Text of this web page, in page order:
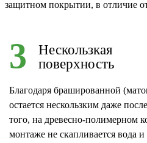
защитном покрытии, в отличие
3
Нескользкая
поверхность
Благодаря брашированной
остается нескользким даже
того, на древесно-полимерном
монтаже не скапливается вода и